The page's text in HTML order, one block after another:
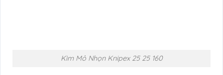
Kìm Mỏ Nhọn Knipex 25 25 160